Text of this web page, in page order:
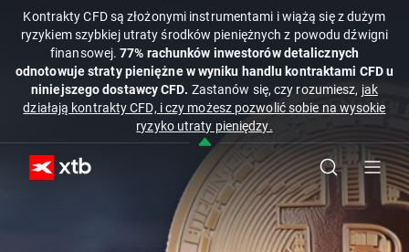
Kontrakty CFD są złożonymi instrumentami i wiążą się z dużym
ryzykiem szybkiej utraty środków pieniężnych z powodu dźwigni
finansowej.77% rachunków inwestorów detalicznych
odnotowuje straty pieniężne w wyniku handlu kontraktami CFD u
niniejszego dostawcy CFD. Zastanów się, czy rozumiesz, jak
działają kontrakty CFD, i czy możesz pozwolić sobie na wysokie
ryzyko utraty pieniędzy.